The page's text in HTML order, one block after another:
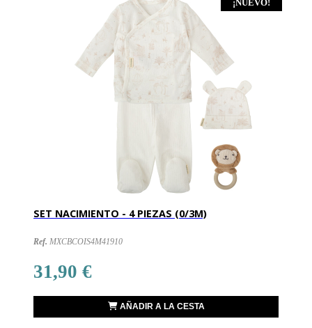
¡NUEVO!
SET NACIMIENTO - 4 PIEZAS (0/3M)
Ref. MXCBCOIS4M41910
31,90 €
AÑADIR A LA CESTA